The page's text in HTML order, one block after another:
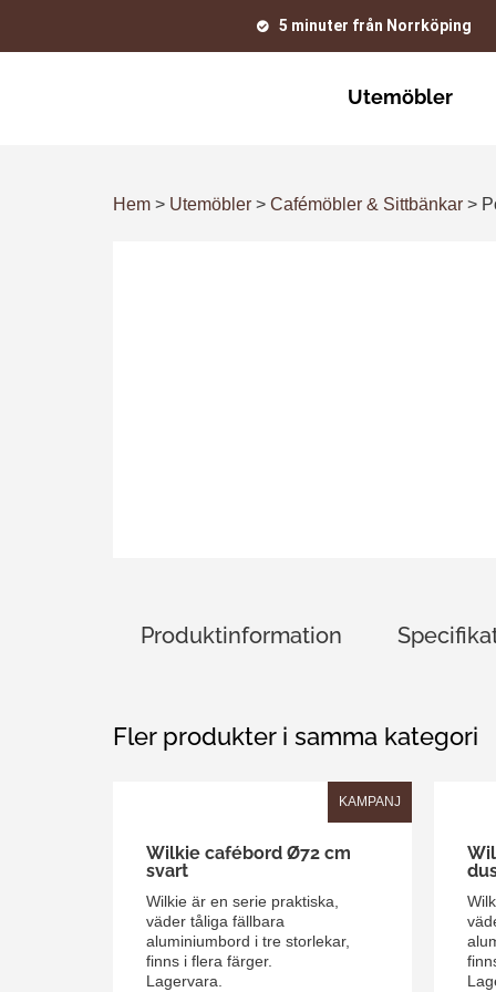
5 minuter från Norrköping
Utemöbler
Hem > Utemöbler > Cafémöbler & Sittbänkar >
Produktinformation
Fler produkter i samma kategori
KAMPANJ
Wilkie cafébord Ø72 cm
svart
Wilkie är en serie praktiska,
väder tåliga fällbara
aluminiumbord i tre storlekar,
finns i flera färger.
Lagervara.